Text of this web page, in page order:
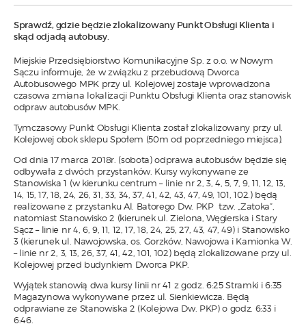
Sprawdź, gdzie będzie zlokalizowany Punkt Obsługi Klienta i
skąd odjadą autobusy.
Miejskie Przedsiębiorstwo Komunikacyjne Sp. z o.o. w Nowym
Sączu informuje, że w związku z przebudową Dworca
Autobusowego MPK przy ul. Kolejowej zostaje wprowadzona
czasowa zmiana lokalizacji Punktu Obsługi Klienta oraz stanowisk
odpraw autobusów MPK.
Tymczasowy Punkt Obsługi Klienta został zlokalizowany przy ul.
Kolejowej obok sklepu Społem (50m od poprzedniego miejsca).
Od dnia 17 marca 2018r. (sobota) odprawa autobusów będzie się
odbywała z dwóch przystanków. Kursy wykonywane ze
Stanowiska 1 (w kierunku centrum – linie nr 2, 3, 4, 5, 7, 9, 11, 12, 13,
14, 15, 17, 18, 24, 26, 31, 33, 34, 37, 41, 42, 43, 47, 49, 101, 102.) będą
realizowane z przystanku Al. Batorego Dw. PKP tzw. „Zatoka”,
natomiast Stanowisko 2 (kierunek ul. Zielona, Węgierska i Stary
Sącz – linie nr 4, 6, 9, 11, 12, 17, 18, 24, 25, 27, 43, 47, 49) i Stanowisko
3 (kierunek ul. Nawojowska, os. Gorzków, Nawojowa i Kamionka W.
– linie nr 2, 3, 13, 26, 37, 41, 42, 101, 102) będą zlokalizowane przy ul.
Kolejowej przed budynkiem Dworca PKP.
Wyjątek stanowią dwa kursy linii nr 41 z godz. 6:25 Stramki i 6:35
Magazynowa wykonywane przez ul. Sienkiewicza. Będą
odprawiane ze Stanowiska 2 (Kolejowa Dw. PKP) o godz. 6:33 i
6:46.